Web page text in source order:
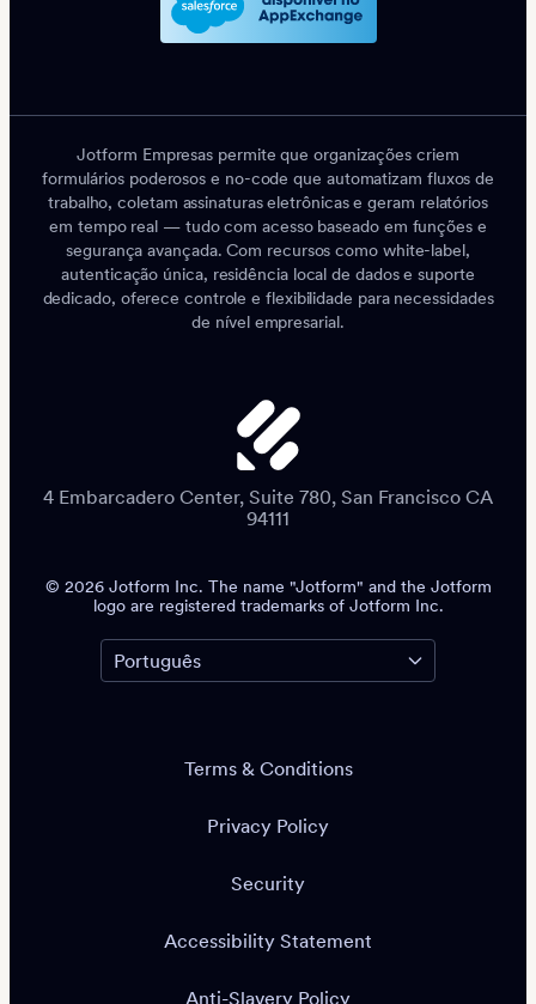
Jotform Empresas permite que organizações criem
formulários poderosos e no-code que automatizam fluxos de
trabalho, coletam assinaturas eletrônicas e geram relatórios
em tempo real — tudo com acesso baseado em funções e
segurança avançada. Com recursos como white-label,
autenticação única, residência local de dados e suporte
dedicado, oferece controle e flexibilidade para necessidades
de nível empresarial.
4 Embarcadero Center, Suite 780, San Francisco CA
94111
© 2026 Jotform Inc. The name "Jotform" and the Jotform
logo are registered trademarks of Jotform Inc.
Terms & Conditions
Privacy Policy
Security
Accessibility Statement
Anti-Slavery Policy